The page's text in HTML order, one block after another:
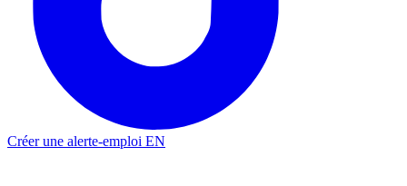
Créer une alerte-emploi EN